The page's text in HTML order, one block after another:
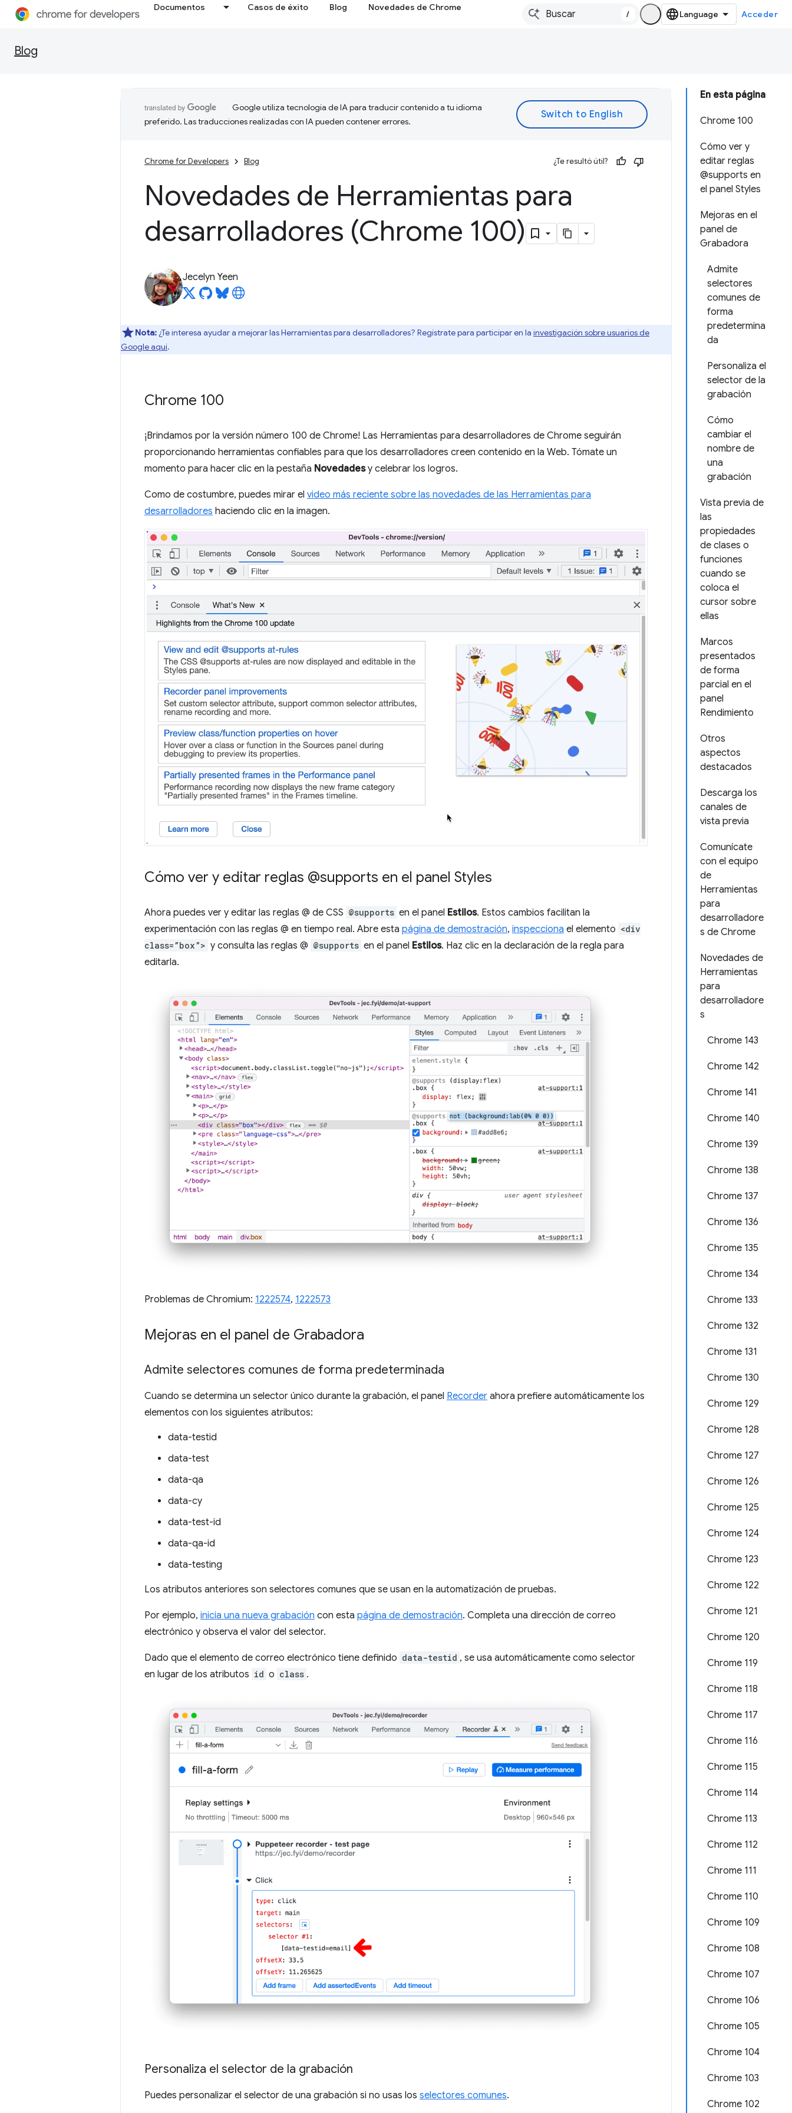
Documentos Casos de éxito Blog Novedades de Chrome
/ Acceder
Blog
En esta página
Chrome 100
Cómo ver y
editar reglas
@supports en
el panel Styles
Mejoras en el
panel de
Grabadora
Admite
selectores
comunes de
forma
predetermina
da
Personaliza el
selector de la
grabación
Cómo
cambiar el
nombre de
una
grabación
Vista previa de
las
propiedades
de clases o
funciones
cuando se
coloca el
cursor sobre
ellas
Marcos
presentados
de forma
parcial en el
panel
Rendimiento
Otros
aspectos
destacados
Descarga los
canales de
vista previa
Comunícate
con el equipo
de
Herramientas
para
desarrolladore
s de Chrome
Novedades de
Herramientas
para
desarrolladore
s
Chrome 143
Chrome 142
Chrome 141
Chrome 140
Chrome 139
Chrome 138
Chrome 137
Chrome 136
Chrome 135
Chrome 134
Chrome 133
Chrome 132
Chrome 131
Chrome 130
Chrome 129
Chrome 128
Chrome 127
Chrome 126
Chrome 125
Chrome 124
Chrome 123
Chrome 122
Chrome 121
Chrome 120
Chrome 119
Chrome 118
Chrome 117
Chrome 116
Chrome 115
Chrome 114
Chrome 113
Chrome 112
Chrome 111
Chrome 110
Chrome 109
Chrome 108
Chrome 107
Chrome 106
Chrome 105
Chrome 104
Chrome 103
Chrome 102
Google utiliza tecnología de IA para traducir contenido a tu idioma
preferido. Las traducciones realizadas con IA pueden contener errores.
Chrome for Developers Blog ¿Te resultó útil?
Novedades de Herramientas para
desarrolladores (Chrome 100)
Jecelyn Yeen
Nota: ¿Te interesa ayudar a mejorar las Herramientas para desarrolladores? Regístrate para participar en la investigación sobre usuarios de
Google aquí.
Chrome 100
¡Brindamos por la versión número 100 de Chrome! Las Herramientas para desarrolladores de Chrome seguirán
proporcionando herramientas confiables para que los desarrolladores creen contenido en la Web. Tómate un
momento para hacer clic en la pestaña Novedadesy celebrar los logros.
Como de costumbre, puedes mirar el video más reciente sobre las novedades de las Herramientas para
desarrolladores haciendo clic en la imagen.
Cómo ver y editar reglas @supports en el panel Styles
Ahora puedes ver y editar las reglas @ de CSS @supports en el panel Estilos. Estos cambios facilitan la
experimentación con las reglas @ en tiempo real. Abre esta página de demostración, inspecciona el elemento <div
class=”box”> y consulta las reglas @ @supports en el panel Estilos. Haz clic en la declaración de la regla para
editarla.
Problemas de Chromium: 1222574, 1222573
Mejoras en el panel de Grabadora
Admite selectores comunes de forma predeterminada
Cuando se determina un selector único durante la grabación, el panel Recorder ahora prefiere automáticamente los
elementos con los siguientes atributos:
data-testid
data-test
data-qa
data-cy
data-test-id
data-qa-id
data-testing
Los atributos anteriores son selectores comunes que se usan en la automatización de pruebas.
Por ejemplo, inicia una nueva grabación con esta página de demostración. Completa una dirección de correo
electrónico y observa el valor del selector.
Dado que el elemento de correo electrónico tiene definido data-testid , se usa automáticamente como selector
en lugar de los atributos id o class .
Personaliza el selector de la grabación
Puedes personalizar el selector de una grabación si no usas los selectores comunes.